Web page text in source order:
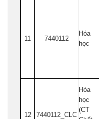
11 7440112
Hóa
học
12 7440112_CLC
Hóa
học
(CT